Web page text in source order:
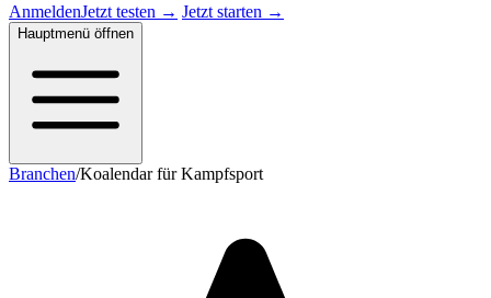
AnmeldenJetzt testen → Jetzt starten →
Hauptmenü öffnen
Branchen/Koalendar für Kampfsport